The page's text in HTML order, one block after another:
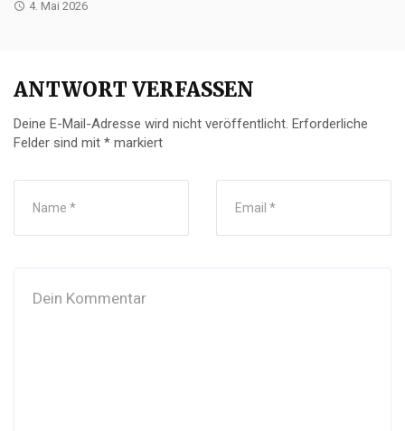
4. Mai 2026
ANTWORT VERFASSEN
Deine E-Mail-Adresse wird nicht veröffentlicht. Erforderliche
Felder sind mit * markiert